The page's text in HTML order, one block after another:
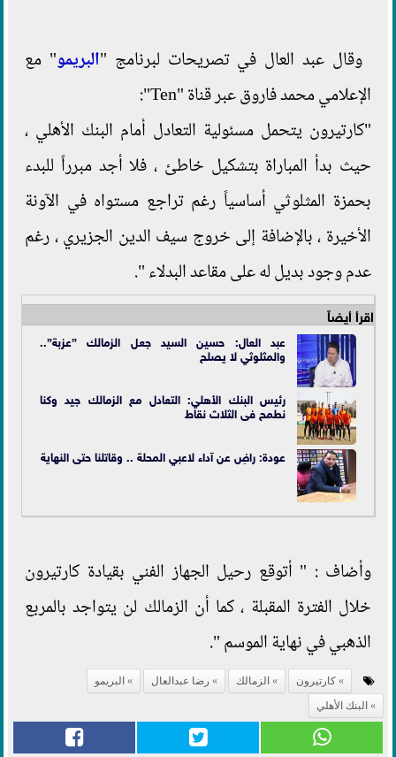
وقال عبد العال في تصريحات لبرنامج "البريمو" مع
الإعلامي محمد فاروق عبر قناة "Ten":
"كارتيرون يتحمل مسئولية التعادل أمام البنك الأهلي ،
حيث بدأ المباراة بتشكيل خاطئ ، فلا أجد مبرراً للبدء
بحمزة المثلوثي أساسياً رغم تراجع مستواه في الآونة
الأخيرة ، بالإضافة إلى خروج سيف الدين الجزيري ، رغم
عدم وجود بديل له على مقاعد البدلاء ".
اقرأ أيضاً
عبد العال: حسين السيد جعل الزمالك ”عزبة”..
والمثلوثي لا يصلح
رئيس البنك الأهلي: التعادل مع الزمالك جيد وكنا
نطمح فى الثلاث نقاط
عودة: راضِ عن آداء لاعبي المحلة .. وقاتلنا حتى النهاية
وأضاف : " أتوقع رحيل الجهاز الفني بقيادة كارتيرون
خلال الفترة المقبلة ، كما أن الزمالك لن يتواجد بالمربع
الذهبي في نهاية الموسم ".
كارتيرون الزمالك رضا عبدالعال
البريمو
البنك الأهلي